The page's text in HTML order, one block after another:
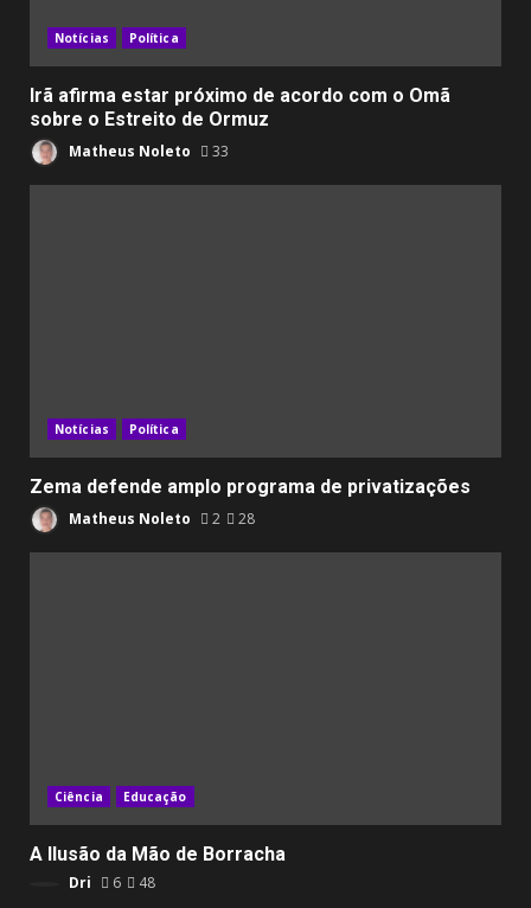
Notícias Política
Irã afirma estar próximo de acordo com o Omã
sobre o Estreito de Ormuz
Matheus Noleto 33
Notícias Política
Zema defende amplo programa de privatizações
Matheus Noleto 2 28
Ciência Educação
A Ilusão da Mão de Borracha
Dri 6 48